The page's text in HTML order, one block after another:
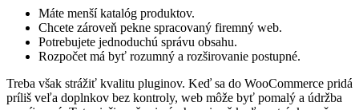
Máte menší katalóg produktov.
Chcete zároveň pekne spracovaný firemný web.
Potrebujete jednoduchú správu obsahu.
Rozpočet má byť rozumný a rozširovanie postupné.
Treba však strážiť kvalitu pluginov. Keď sa do WooCommerce pridá
príliš veľa doplnkov bez kontroly, web môže byť pomalý a údržba